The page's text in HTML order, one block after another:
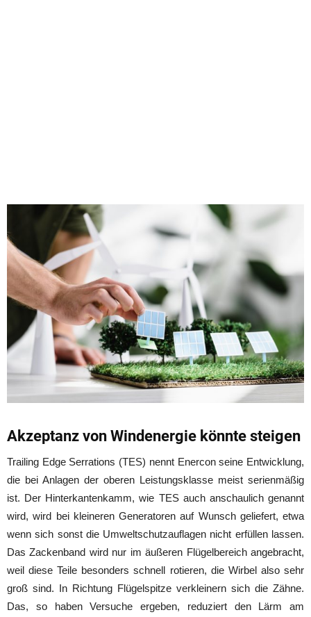
Akzeptanz von Windenergie könnte steigen
Trailing Edge Serrations (TES) nennt Enercon seine Entwicklung,
die bei Anlagen der oberen Leistungsklasse meist serienmäßig
ist. Der Hinterkantenkamm, wie TES auch anschaulich genannt
wird, wird bei kleineren Generatoren auf Wunsch geliefert, etwa
wenn sich sonst die Umweltschutzauflagen nicht erfüllen lassen.
Das Zackenband wird nur im äußeren Flügelbereich angebracht,
weil diese Teile besonders schnell rotieren, die Wirbel also sehr
groß sind. In Richtung Flügelspitze verkleinern sich die Zähne.
Das, so haben Versuche ergeben, reduziert den Lärm am